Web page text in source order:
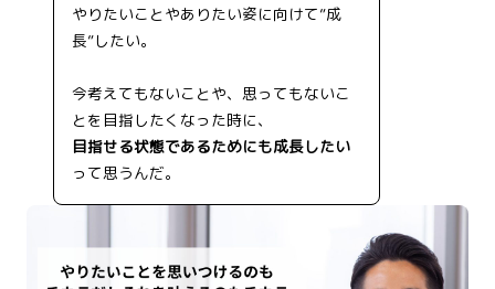
やりたいことやありたい姿に向けて”成
長”したい。
今考えてもないことや、思ってもないこ
とを目指したくなった時に、
目指せる状態であるためにも成長したい
って思うんだ。